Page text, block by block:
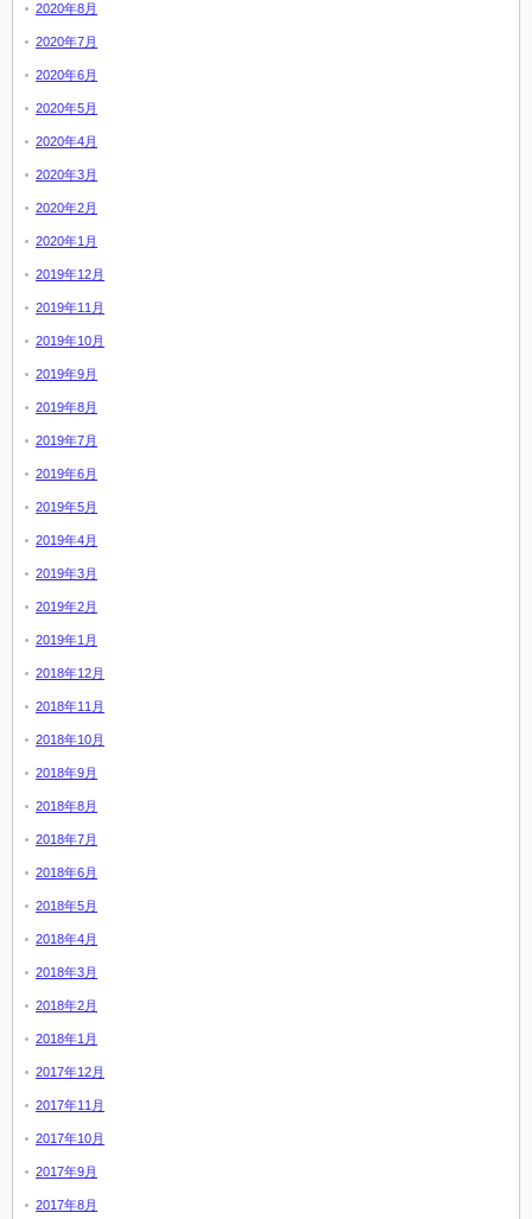
2020年8月
2020年7月
2020年6月
2020年5月
2020年4月
2020年3月
2020年2月
2020年1月
2019年12月
2019年11月
2019年10月
2019年9月
2019年8月
2019年7月
2019年6月
2019年5月
2019年4月
2019年3月
2019年2月
2019年1月
2018年12月
2018年11月
2018年10月
2018年9月
2018年8月
2018年7月
2018年6月
2018年5月
2018年4月
2018年3月
2018年2月
2018年1月
2017年12月
2017年11月
2017年10月
2017年9月
2017年8月